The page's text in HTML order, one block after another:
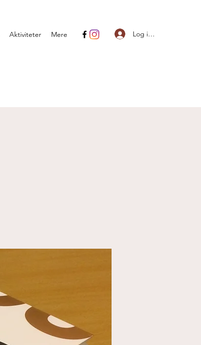
Aktiviteter Mere Log ind